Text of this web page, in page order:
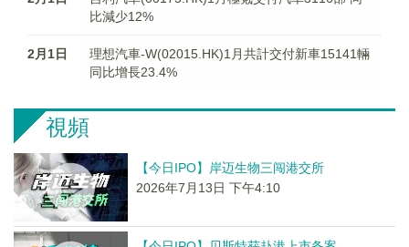
比減少12%
2月1日
理想汽車-W(02015.HK)1月共計交付新車15141輛
同比增長23.4%
視頻
【今日IPO】岸迈生物三闯港交所
2026年7月13日 下午4:10